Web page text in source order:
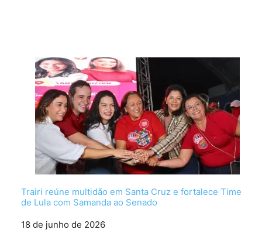
Trairi reúne multidão em Santa Cruz e fortalece Time
de Lula com Samanda ao Senado
Data
18 de junho de 2026